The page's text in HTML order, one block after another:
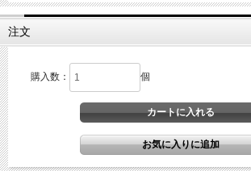
注文
購入数： 個